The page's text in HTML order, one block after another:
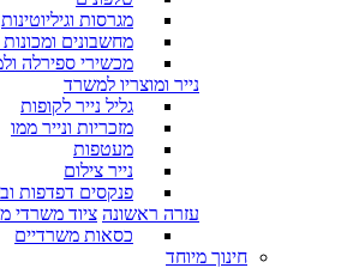
מגרסות וגיליוטינות
מחשבונים
מכשירי ספירלה
נייר ומוצריו למשרד
גליל נייר לקופות
מזכריות ונייר ממו
מעטפות
נייר צילום
פנקסים דפדפות
עזרה ראשונה ציוד משרדי
כסאות משרדיים
חינוך מיוחד